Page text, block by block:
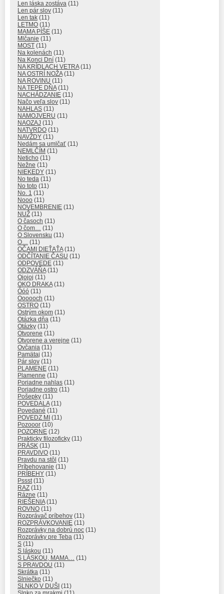
Len láska zostáva (11)
Len pár slov (11)
Len tak (11)
LETMO (11)
MAMA PÍŠE (11)
Mlčanie (11)
MOST (11)
Na kolenách (11)
Na Konci Dní (11)
NA KRÍDLACH VETRA(11)
NA OSTRÍ NOŽA(11)
NA ROVINU (11)
NA TEPE DŇA(11)
NACHÁDZANIE (11)
Načo veľa slov (11)
NAHLAS (11)
NAMOJVERU (11)
NAOZAJ (11)
NATVRDO (11)
NAVŽDY (11)
Nedám sa umlčať (11)
NEMLČÍM (11)
Neticho (11)
Nežne (11)
NIEKEDY (11)
No teda (11)
No toto (11)
No. 1 (11)
Nooo (11)
NOVEMBRENIE (11)
NUŽ (11)
O časoch (11)
O čom… (11)
O Slovensku (11)
O… (11)
OČAMI DIEŤAŤA(11)
ODČÍTANIE ČASU (11)
ODPOVEDE (11)
ODZVÁŇA(11)
Ojojoj (11)
OKO DRAKA(11)
Óóó (11)
Oooooch (11)
OSTRO (11)
Ostrým okom (11)
Otázka dňa (11)
Otázky (11)
Otvorene (11)
Otvorene a verejne (11)
Ovčania (11)
Pamätaj (11)
Pár slov (11)
PLAMENE (11)
Plamenne (11)
Poriadne nahlas (11)
Poriadne ostro (11)
Pošepky (11)
POVEDALA(11)
Povedané (11)
POVEDZ MI (11)
Pozooor (10)
POZORNE (12)
Prakticky filozoficky (11)
PRÁSK (11)
PRAVDIVO (11)
Pravdu na stôl (11)
Príbehovanie (11)
PRÍBEHY (11)
Pssst(11)
RAZ (11)
Rázne (11)
RIEŠENIA(11)
ROVNO (11)
Rozprávač príbehov (11)
ROZPRÁVKOVANIE (11)
Rozprávky na dobrú noc (11)
Rozprávky pre Teba (11)
S (11)
S láskou (11)
S LÁSKOU, MAMA… (11)
S PRAVDOU (11)
Skrátka (11)
Slniečko (11)
SLNKO V DUŠI (11)